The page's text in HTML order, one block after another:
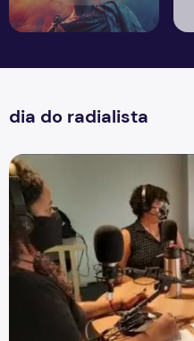
dia do radialista
Dia do radialista acende